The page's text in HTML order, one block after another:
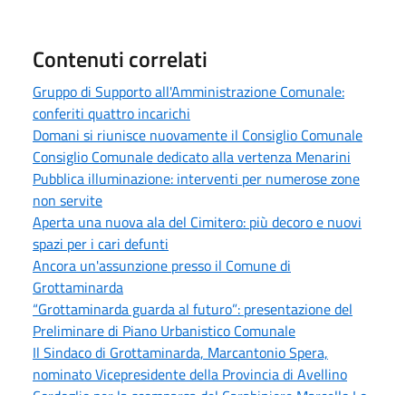
Contenuti correlati
Gruppo di Supporto all'Amministrazione Comunale:
conferiti quattro incarichi
Domani si riunisce nuovamente il Consiglio Comunale
Consiglio Comunale dedicato alla vertenza Menarini
Pubblica illuminazione: interventi per numerose zone
non servite
Aperta una nuova ala del Cimitero: più decoro e nuovi
spazi per i cari defunti
Ancora un'assunzione presso il Comune di
Grottaminarda
“Grottaminarda guarda al futuro”: presentazione del
Preliminare di Piano Urbanistico Comunale
Il Sindaco di Grottaminarda, Marcantonio Spera,
nominato Vicepresidente della Provincia di Avellino